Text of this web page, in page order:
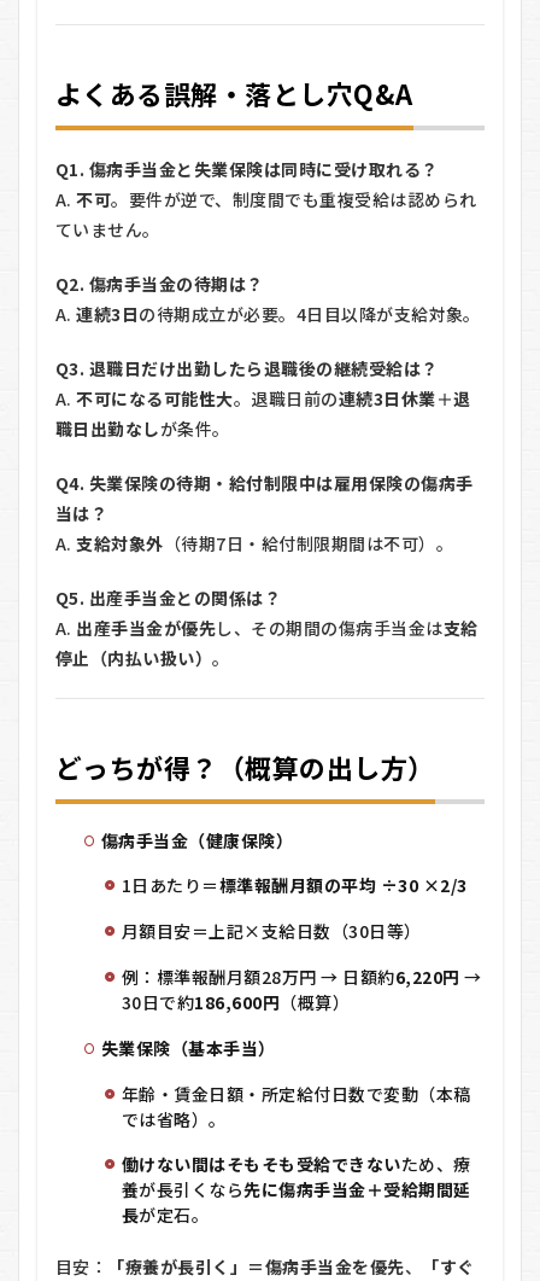
よくある誤解・落とし穴Q&A
Q1. 傷病手当金と失業保険は同時に受け取れる？
A.不可。要件が逆で、制度間でも重複受給は認められ
ていません。
Q2. 傷病手当金の待期は？
A.連続3日の待期成立が必要。4日目以降が支給対象。
Q3. 退職日だけ出勤したら退職後の継続受給は？
A.不可になる可能性大。退職日前の連続3日休業＋退
職日出勤なしが条件。
Q4. 失業保険の待期・給付制限中は雇用保険の傷病手
当は？
A. 支給対象外 （待期7日・給付制限期間は不可）。
Q5. 出産手当金との関係は？
A. 出産手当金が優先し、その期間の傷病手当金は支給
停止（内払い扱い）。
どっちが得？（概算の出し方）
傷病手当金（健康保険）
1日あたり＝標準報酬月額の平均 ÷30 ×2/3
月額目安＝上記×支給日数（30日等）
例：標準報酬月額28万円 → 日額約6,220円 →
30日で約186,600円 （概算）
失業保険（基本手当）
年齢・賃金日額・所定給付日数で変動（本稿
では省略）。
働けない間はそもそも受給できないため、療
養が長引くなら先に傷病手当金＋受給期間延
長が定石。
目安： 「療養が長引く」＝傷病手当金を優先、
「すぐ